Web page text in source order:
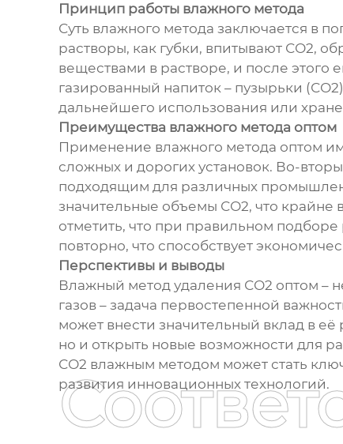
Принцип работы влажного метода
Суть влажного метода заключается в
растворы, как губки, впитывают СО2,
веществами в растворе, и после этого
газированный напиток – пузырьки
дальнейшего использования или
Преимущества влажного метода оптом
Применение влажного метода оптом
сложных и дорогих установок. Во-
подходящим для различных
значительные объемы СО2, что
отметить, что при правильном
повторно, что способствует
Перспективы и выводы
Влажный метод удаления СО2 оптом –
газов – задача первостепенной
может внести значительный вклад в
но и открыть новые возможности для
СО2 влажным методом может стать
развития инновационных технологий.